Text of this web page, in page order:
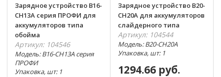
Зарядное устройство B16-
CH13A серия ПРОФИ для
аккумуляторов типа
обойма
Артикул: 104546
Модель: B16-CH13A серия
ПРОФИ
Упаковка, шт: 1
Зарядное устройство B20-
CH20A для аккумуляторов
слайдерного типа
Артикул: 104544
Модель: B20-CH20A
Упаковка, шт: 1
1294.66 руб.